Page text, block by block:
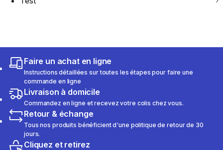
Faire un achat en ligne
Instructions détaillées sur toutes les étapes pour faire une
commande en ligne
Livraison à domicile
Commandez en ligne et recevez votre colis chez vous.
Retour & échange
Tous nos produits bénéficient d'une politique de retour de 30
jours.
Cliquez et retirez